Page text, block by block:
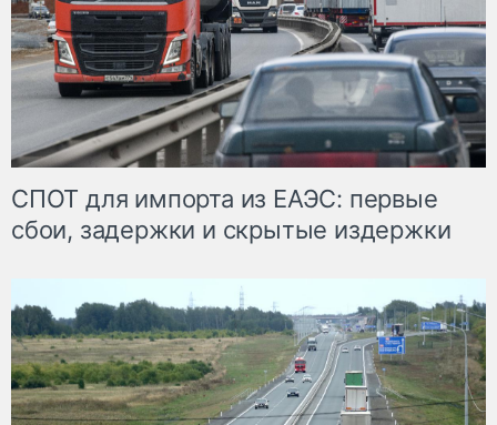
СПОТ для импорта из ЕАЭС: первые
сбои, задержки и скрытые издержки